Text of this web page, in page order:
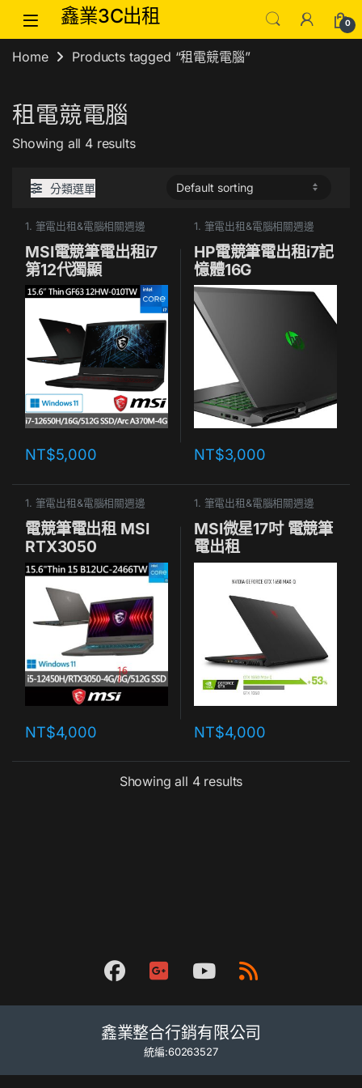
Skip to navigation
Skip to content鑫業3C出租 0
Home Products tagged “租電競電腦”
租電競電腦
Showing all 4 results
分類選單
1. 筆電出租&電腦相關週邊
MSI電競筆電出租i7
第12代獨顯
A370M(同
RTX3050)
NT$5,000
1. 筆電出租&電腦相關週邊
HP電競筆電出租i7記
憶體16G
NT$3,000
1. 筆電出租&電腦相關週邊
電競筆電出租 MSI
RTX3050
NT$4,000
1. 筆電出租&電腦相關週邊
MSI微星17吋 電競筆
電出租
NT$4,000
Showing all 4 results
鑫業整合行銷有限公司
統編:60263527